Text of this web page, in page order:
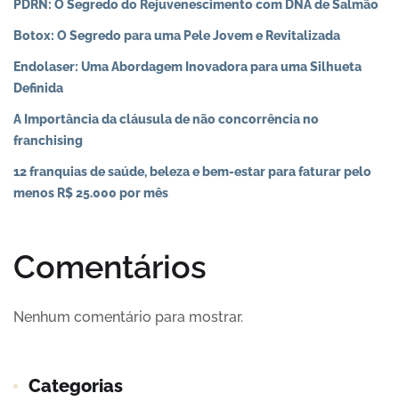
PDRN: O Segredo do Rejuvenescimento com DNA de Salmão
Botox: O Segredo para uma Pele Jovem e Revitalizada
Endolaser: Uma Abordagem Inovadora para uma Silhueta
Definida
A Importância da cláusula de não concorrência no
franchising
12 franquias de saúde, beleza e bem-estar para faturar pelo
menos R$ 25.000 por mês
Comentários
Nenhum comentário para mostrar.
Categorias